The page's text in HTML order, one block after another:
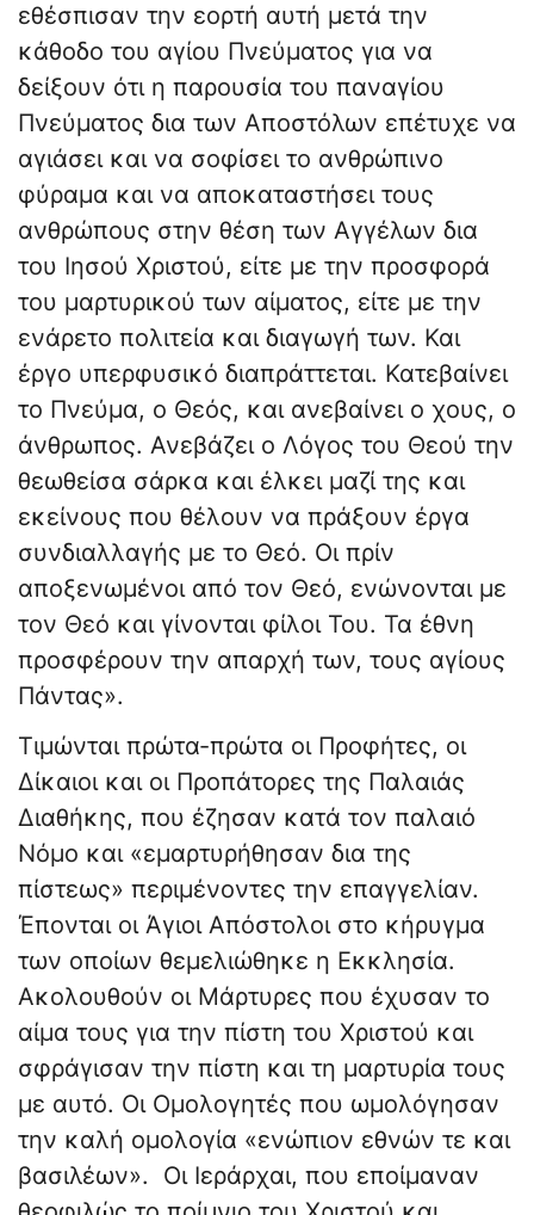
εθέσπισαν την εορτή αυτή μετά την
κάθοδο του αγίου Πνεύματος για να
δείξουν ότι η παρουσία του παναγίου
Πνεύματος δια των Αποστόλων επέτυχε να
αγιάσει και να σοφίσει το ανθρώπινο
φύραμα και να αποκαταστήσει τους
ανθρώπους στην θέση των Αγγέλων δια
του Ιησού Χριστού, είτε με την προσφορά
του μαρτυρικού των αίματος, είτε με την
ενάρετο πολιτεία και διαγωγή των. Και
έργο υπερφυσικό διαπράττεται. Κατεβαίνει
το Πνεύμα, ο Θεός, και ανεβαίνει ο χους, ο
άνθρωπος. Ανεβάζει ο Λόγος του Θεού την
θεωθείσα σάρκα και έλκει μαζί της και
εκείνους που θέλουν να πράξουν έργα
συνδιαλλαγής με το Θεό. Οι πρίν
αποξενωμένοι από τον Θεό, ενώνονται με
τον Θεό και γίνονται φίλοι Του. Τα έθνη
προσφέρουν την απαρχή των, τους αγίους
Πάντας».
Τιμώνται πρώτα-πρώτα οι Προφήτες, οι
Δίκαιοι και οι Προπάτορες της Παλαιάς
Διαθήκης, που έζησαν κατά τον παλαιό
Νόμο και «εμαρτυρήθησαν δια της
πίστεως» περιμένοντες την επαγγελίαν.
Έπονται οι Άγιοι Απόστολοι στο κήρυγμα
των οποίων θεμελιώθηκε η Εκκλησία.
Ακολουθούν οι Μάρτυρες που έχυσαν το
αίμα τους για την πίστη του Χριστού και
σφράγισαν την πίστη και τη μαρτυρία τους
με αυτό. Οι Ομολογητές που ωμολόγησαν
την καλή ομολογία «ενώπιον εθνών τε και
βασιλέων». Οι Ιεράρχαι, που εποίμαναν